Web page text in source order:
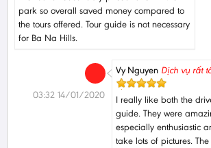
park so overall saved money compared to
the tours offered. Tour guide is not necessary
for Ba Na Hills.
Vy Nguyen Dịch vụ rất
I really like both the
guide. They were
especially enthusiastic
take lots of pictures.
03:32 14/01/2020